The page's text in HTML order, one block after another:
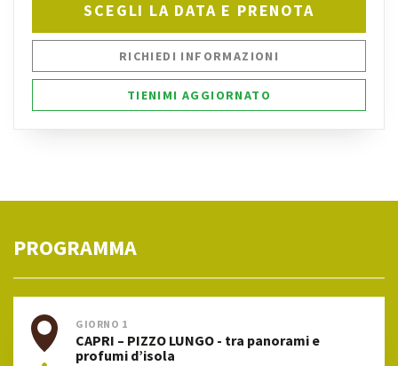
SCEGLI LA DATA E PRENOTA
RICHIEDI INFORMAZIONI
TIENIMI AGGIORNATO
PROGRAMMA
GIORNO 1
CAPRI – PIZZO LUNGO - tra panorami e
profumi d’isola